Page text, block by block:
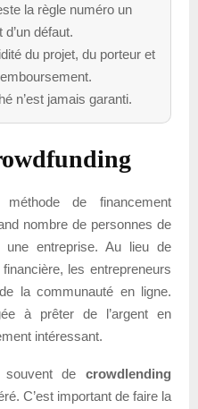
la règle numéro un
d’un défaut.
du projet, du porteur et
n’est jamais garanti.
de financement
nombre de personnes de
entreprise. Au lieu de
les entrepreneurs
la communauté en ligne.
à prêter de l’argent en
intéressant.
de crowdlending
C’est important de faire la